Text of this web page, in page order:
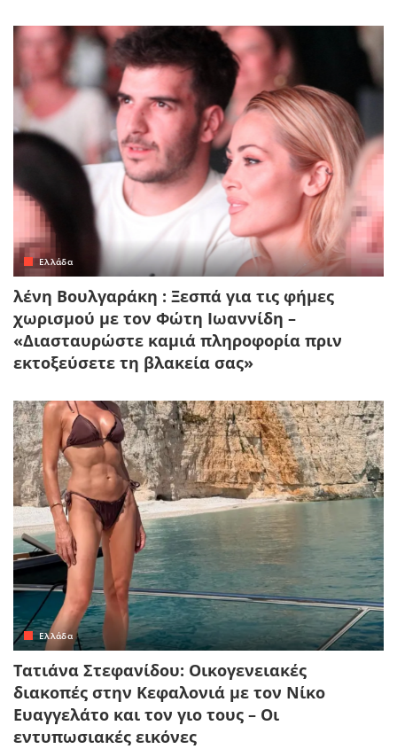
Ελλάδα
λένη Βουλγαράκη : Ξεσπά για τις φήμες
χωρισμού με τον Φώτη Ιωαννίδη –
«Διασταυρώστε καμιά πληροφορία πριν
εκτοξεύσετε τη βλακεία σας»
Ελλάδα
Τατιάνα Στεφανίδου: Οικογενειακές
διακοπές στην Κεφαλονιά με τον Νίκο
Ευαγγελάτο και τον γιο τους – Οι
εντυπωσιακές εικόνες